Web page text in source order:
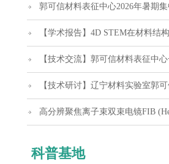
科普基地